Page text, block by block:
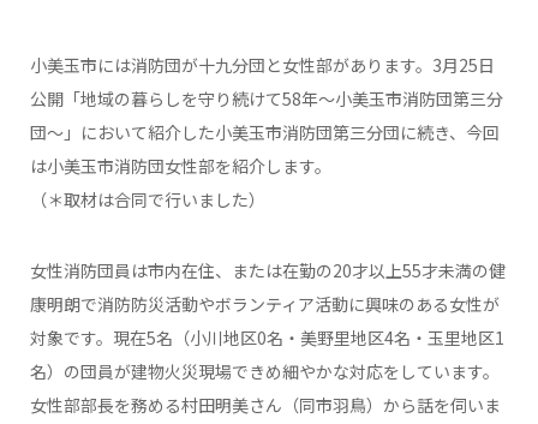
小美玉市には消防団が十九分団と女性部があります。3月25日
公開「地域の暮らしを守り続けて58年～小美玉市消防団第三分
団～」において紹介した小美玉市消防団第三分団に続き、今回
は小美玉市消防団女性部を紹介します。
（＊取材は合同で行いました）
女性消防団員は市内在住、または在勤の20才以上55才未満の健
康明朗で消防防災活動やボランティア活動に興味のある女性が
対象です。現在5名（小川地区0名・美野里地区4名・玉里地区1
名）の団員が建物火災現場できめ細やかな対応をしています。
女性部部長を務める村田明美さん（同市羽鳥）から話を伺いま